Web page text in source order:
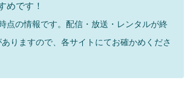
めです！
点の情報です。配信・放送・レンタルが終
りますので、各サイトにてお確かめくださ